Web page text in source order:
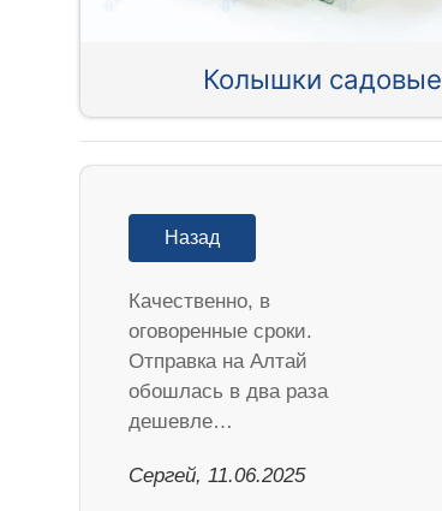
Колышки садовые
Назад
Качественно, в
оговоренные сроки.
Отправка на Алтай
обошлась в два раза
дешевле…
Сергей, 11.06.2025